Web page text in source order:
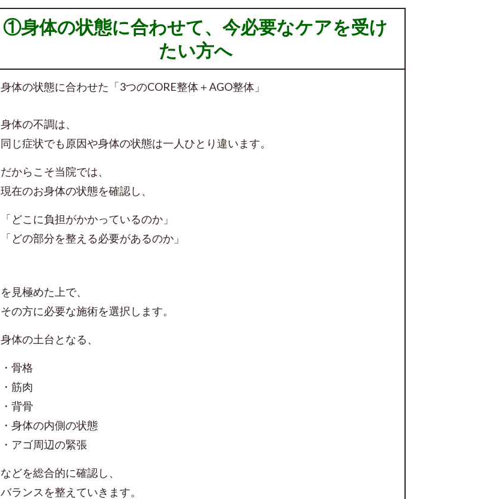
①身体の状態に合わせて、今必要なケアを受け
たい方へ
身体の状態に合わせた「3つのCORE整体＋AGO整体」
身体の不調は、
同じ症状でも原因や身体の状態は一人ひとり違います。
だからこそ当院では、
現在のお身体の状態を確認し、
「どこに負担がかかっているのか」
「どの部分を整える必要があるのか」
を見極めた上で、
その方に必要な施術を選択します。
身体の土台となる、
・骨格
・筋肉
・背骨
・身体の内側の状態
・アゴ周辺の緊張
などを総合的に確認し、
バランスを整えていきます。